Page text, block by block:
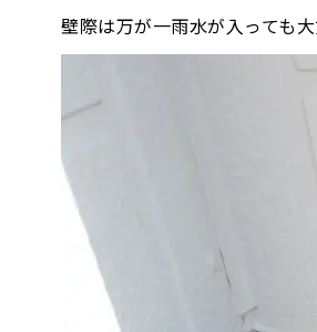
壁際は万が一雨水が入っても